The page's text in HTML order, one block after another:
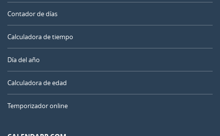
Contador de días
Calculadora de tiempo
Día del año
Calculadora de edad
Temporizador online